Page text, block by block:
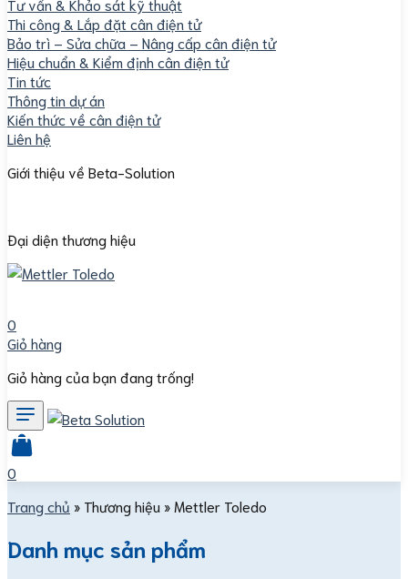
Tư vấn & Khảo sát kỹ thuật
Thi công & Lắp đặt cân điện tử
Bảo trì – Sửa chữa – Nâng cấp cân điện tử
Hiệu chuẩn & Kiểm định cân điện tử
Tin tức
Thông tin dự án
Kiến thức về cân điện tử
Liên hệ
Giới thiệu về Beta-Solution
Đại diện thương hiệu
0
Giỏ hàng
Giỏ hàng của bạn đang trống!
0
Trang chủ » Thương hiệu » Mettler Toledo
Danh mục sản phẩm